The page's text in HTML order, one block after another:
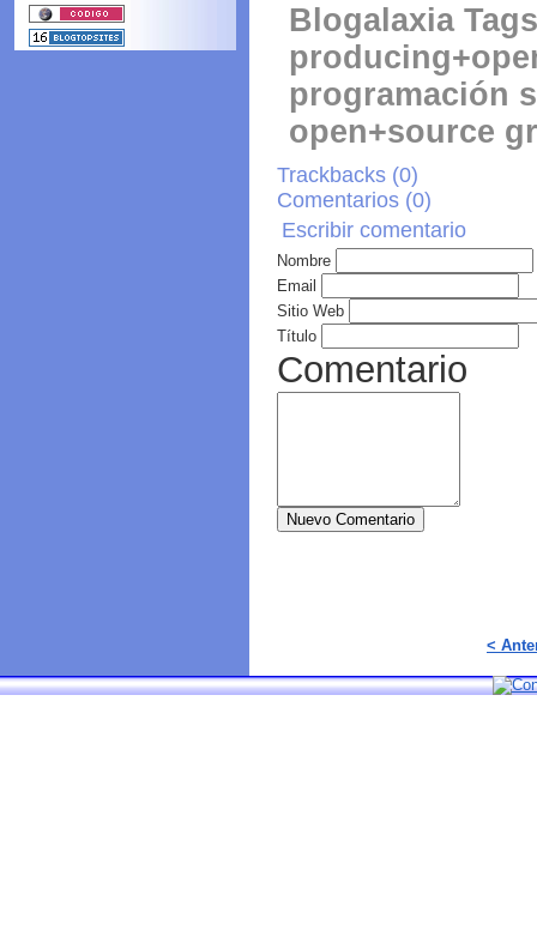
Blogalaxia
programación
open+source
Trackbacks (0)
Comentarios (0)
Escribir comentario
Nombre
Email
Sitio Web
Título
Comentario
Nuevo Comentario
<